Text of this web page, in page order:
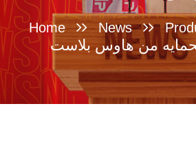
Home News
من هاوس بلاست